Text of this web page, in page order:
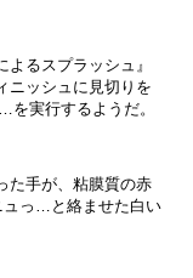
るスプラッシュ』
ニッシュに見切りを
実行するようだ。
た手が、粘膜質の赤
ュっ…と絡ませた白い